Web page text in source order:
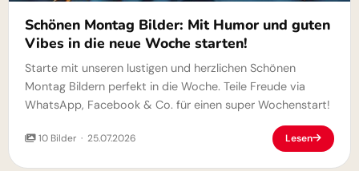
Schönen Montag Bilder: Mit Humor und guten
Vibes in die neue Woche starten!
Starte mit unseren lustigen und herzlichen Schönen
Montag Bildern perfekt in die Woche. Teile Freude via
WhatsApp, Facebook & Co. für einen super Wochenstart!
10 Bilder · 25.07.2026 Lesen